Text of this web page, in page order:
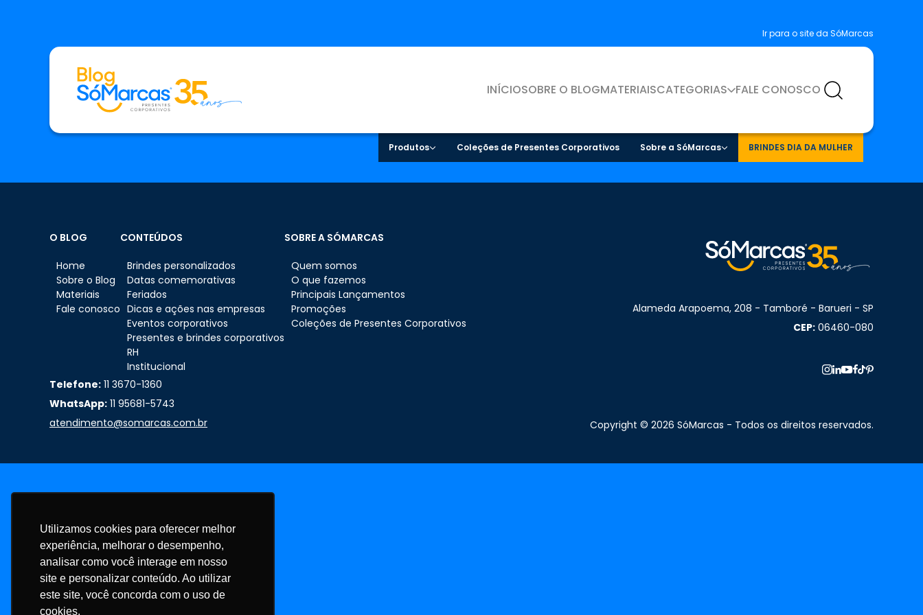
Utilizamos cookies para oferecer melhor
experiência, melhorar o desempenho,
analisar como você interage em nosso
site e personalizar conteúdo. Ao utilizar
este site, você concorda com o uso de
cookies.
Ir para o site da SóMarcas
INÍCIOSOBRE O BLOGMATERIAISCATEGORIAS FALE CONOSCO
Produtos Coleções de Presentes Corporativos Sobre a SóMarcas BRINDES DIA DA MULHER
O BLOG
Home
Sobre o Blog
Materiais
Fale conosco
CONTEÚDOS
Brindes personalizados
Datas comemorativas
Feriados
Dicas e ações nas empresas
Eventos corporativos
Presentes e brindes corporativos
RH
Institucional
SOBRE A SÓMARCAS
Quem somos
O que fazemos
Principais Lançamentos
Promoções
Coleções de Presentes Corporativos
Alameda Arapoema, 208 - Tamboré - Barueri - SP
CEP: 06460-080
Telefone: 11 3670-1360
WhatsApp: 11 95681-5743
atendimento@somarcas.com.br
Copyright © 2026 SóMarcas - Todos os direitos reservados.